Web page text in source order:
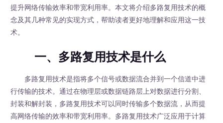
提升网络传输效率和带宽利用率。本文将介绍多路复用技术的概
念及其几种常见的实现方式，帮助读者更好地理解和应用这一技
术。
一、多路复用技术是什么
多路复用技术是指将多个信号或数据流合并到一个信道中进
行传输的技术。通过在物理层或数据链路层上对数据进行分割、
封装和解封装，多路复用技术可以同时传输多个数据流，从而提
高网络传输的效率和带宽利用率。多路复用技术广泛应用于计算